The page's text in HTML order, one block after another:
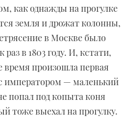
как однажды на прогулке
земля и дрожат колонны,
в Москве было
в 1803 году. И, кстати,
произошла первая
императором — маленький
попал под копыта коня
тоже выехал на прогулку.